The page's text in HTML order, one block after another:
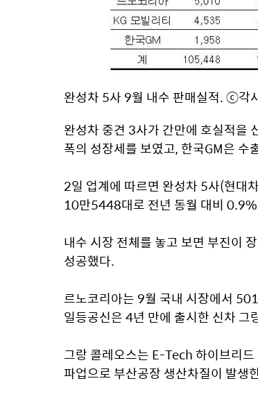
완성차 5사 9월 내수 판매실적. ⓒ각
완성차 중견 3사가 간만에 호실적을
폭의 성장세를 보였고, 한국GM은 수
2일 업계에 따르면 완성차 5사(현대
10만5448대로 전년 동월 대비
내수 시장 전체를 놓고 보면 부진이
성공했다.
르노코리아는 9월 국내 시장에서
일등공신은 4년 만에 출시한 신차 그
그랑 콜레오스는 E-Tech 하이브리
파업으로 부산공장 생산차질이 발생